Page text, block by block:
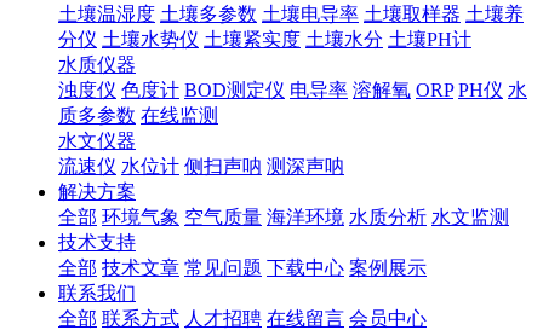
土壤温湿度 土壤多参数 土壤电导率 土壤取样器 土壤养
分仪 土壤水势仪 土壤紧实度 土壤水分 土壤PH计
水质仪器
浊度仪 色度计 BOD测定仪 电导率 溶解氧 ORP PH仪 水
质多参数 在线监测
水文仪器
流速仪 水位计 侧扫声呐 测深声呐
解决方案
全部 环境气象 空气质量 海洋环境 水质分析 水文监测
技术支持
全部 技术文章 常见问题 下载中心 案例展示
联系我们
全部 联系方式 人才招聘 在线留言 会员中心